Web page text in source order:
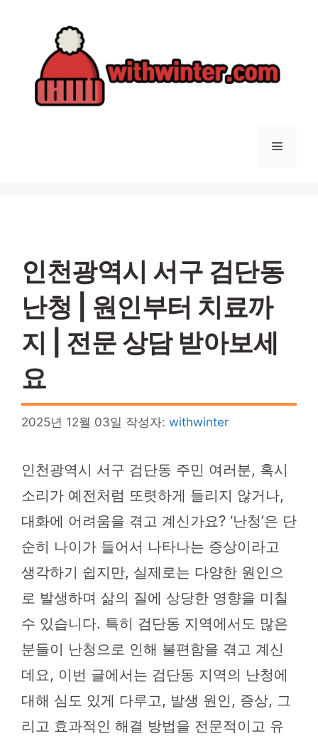
메
인천광역시 서구 검단동
난청 | 원인부터 치료까
지 | 전문 상담 받아보세
요
2025년 12월 03일 작성자: withwinter
인천광역시 서구 검단동 주민 여러분, 혹시
소리가 예전처럼 또렷하게 들리지 않거나,
대화에 어려움을 겪고 계신가요? ‘난청’은 단
순히 나이가 들어서 나타나는 증상이라고
생각하기 쉽지만, 실제로는 다양한 원인으
로 발생하며 삶의 질에 상당한 영향을 미칠
수 있습니다. 특히 검단동 지역에서도 많은
분들이 난청으로 인해 불편함을 겪고 계신
데요, 이번 글에서는 검단동 지역의 난청에
대해 심도 있게 다루고, 발생 원인, 증상, 그
리고 효과적인 해결 방법을 전문적이고 유